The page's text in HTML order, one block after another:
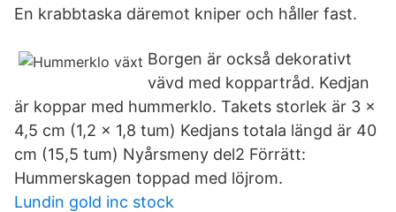
En krabbtaska däremot kniper och håller fast.
Borgen är också dekorativt
vävd med koppartråd. Kedjan
är koppar med hummerklo. Takets storlek är 3 x
4,5 cm (1,2 x 1,8 tum) Kedjans totala längd är 40
cm (15,5 tum) Nyårsmeny del2 Förrätt:
Hummerskagen toppad med löjrom.
Lundin gold inc stock